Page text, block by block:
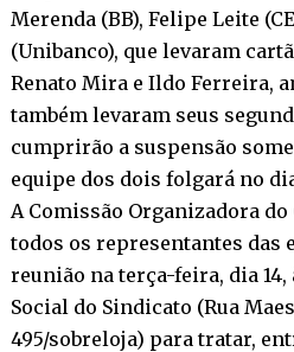
Merenda (BB), Felipe Leite
(Unibanco), que levaram
Renato Mira e Ildo Ferreira,
também levaram seus
cumprirão a suspensão
equipe dos dois folgará no dia
A Comissão Organizadora
todos os representantes das
reunião na terça-feira, dia 14,
Social do Sindicato (Rua
495/sobreloja) para tratar,